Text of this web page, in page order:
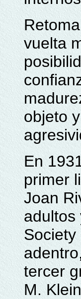
vuelta
objeto
En
primer
Joan
adultos
tercer
M.